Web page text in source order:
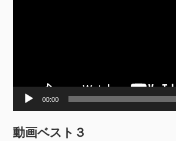
ー
00:00
動画ベスト３